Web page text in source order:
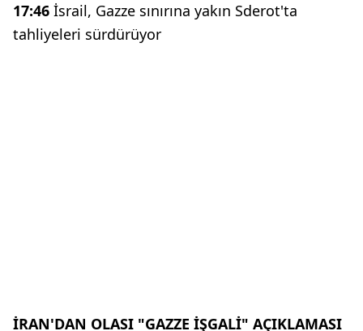
17:46 İsrail, Gazze sınırına yakın Sderot'ta
tahliyeleri sürdürüyor
İRAN'DAN OLASI "GAZZE İŞGALİ" AÇIKLAMASI